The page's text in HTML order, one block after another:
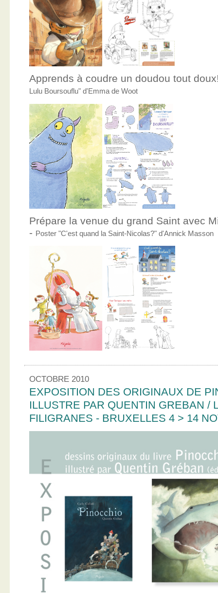
Apprends à coudre un doudou tout
Lulu Boursouflu" d'Emma de Woot
Prépare la venue du grand Saint avec
- Poster "C'est quand la Saint-Nicolas?" d'Annick Masson
OCTOBRE 2010
EXPOSITION DES ORIGINAUX DE
ILLUSTRE PAR QUENTIN GREBAN /
FILIGRANES - BRUXELLES 4 > 14